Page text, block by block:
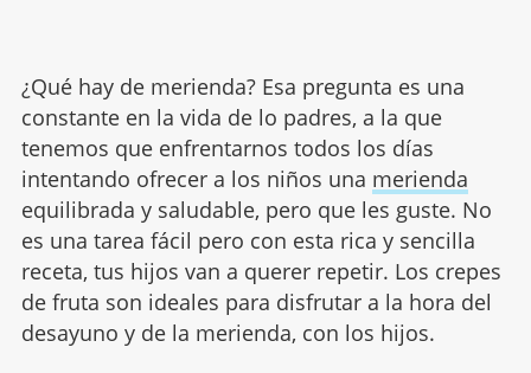
¿Qué hay de merienda? Esa pregunta es una
constante en la vida de lo padres, a la que
tenemos que enfrentarnos todos los días
intentando ofrecer a los niños una merienda
equilibrada y saludable, pero que les guste. No
es una tarea fácil pero con esta rica y sencilla
receta, tus hijos van a querer repetir. Los crepes
de fruta son ideales para disfrutar a la hora del
desayuno y de la merienda, con los hijos.